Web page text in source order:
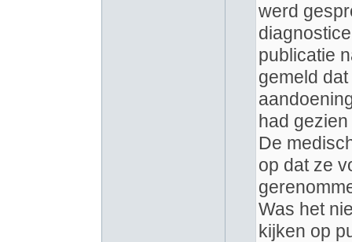
werd
publicatie
gemeld
had
De
op dat ze
Was het
kijken op